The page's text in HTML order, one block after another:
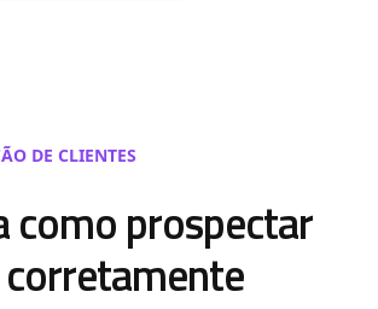
DE CLIENTES
como prospectar